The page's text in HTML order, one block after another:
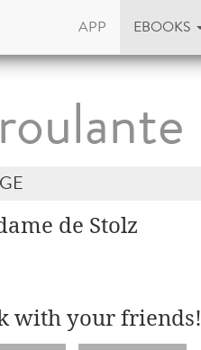
APP EBOOKS
de Stolz
with your friends!